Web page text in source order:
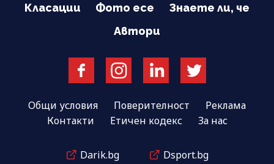
Класации
Фото есе
Знаете ли, че
Автори
Общи условия Поверителност
Реклама
Контакти
Етичен кодекс За нас
Darik.bg Dsport.bg